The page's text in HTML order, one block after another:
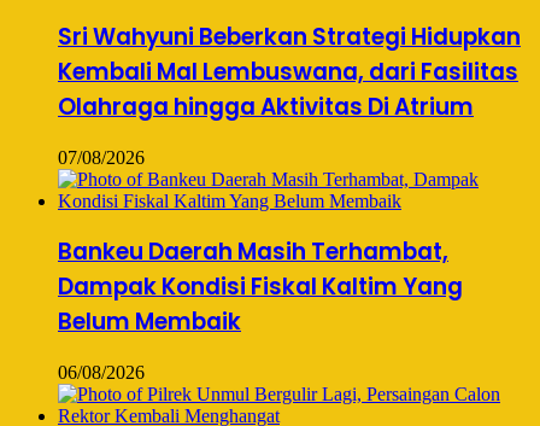
Sri Wahyuni Beberkan Strategi Hidupkan
Kembali Mal Lembuswana, dari Fasilitas
Olahraga hingga Aktivitas Di Atrium
07/08/2026
Bankeu Daerah Masih Terhambat,
Dampak Kondisi Fiskal Kaltim Yang
Belum Membaik
06/08/2026